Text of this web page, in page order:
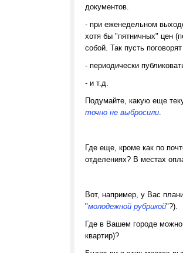
документов.
- при еженедельном
хотя бы "пятничных" цен
собой. Так пусть
- периодически
- и т.д.
Подумайте, какую еще
точно не выбросили.
Где еще, кроме как по
отделениях? В местах
Вот, например, у Вас
"молодежной рубрикой"?).
Где в Вашем городе
квартир)?